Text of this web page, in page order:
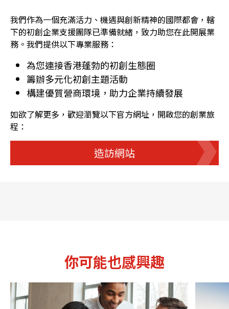
我們作為一個充滿活力、機遇與創新精神的國際都會，轄
下的初創企業支援團隊已準備就緒，致力助您在此開展業
務。我們提供以下專業服務：
為您連接香港蓬勃的初創生態圈
籌辦多元化初創主題活動
構建優質營商環境，助力企業持續發展
如欲了解更多，歡迎瀏覽以下官方網址，開啟您的創業旅
程：
造訪網站
你可能也感興趣